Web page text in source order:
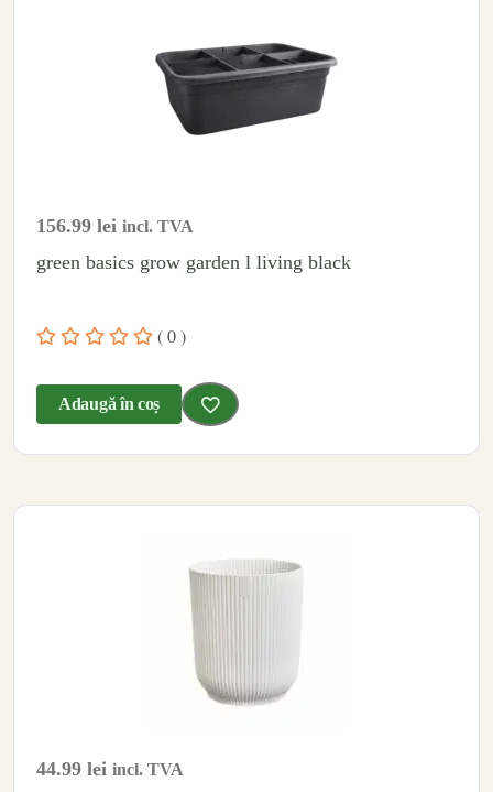
156.99 lei incl. TVA
green basics grow garden l living black
( 0 )
Adaugă în coș
44.99 lei incl. TVA